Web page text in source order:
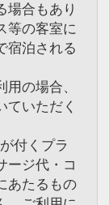
場合もあり
等の客室に
宿泊される
用の場合、
ていただく
付くプラ
ージ代・コ
あたるもの